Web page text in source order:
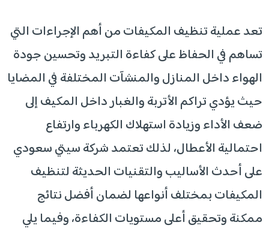
تعد عملية تنظيف المكيفات من أهم الإجراءات التي
تساهم في الحفاظ على كفاءة التبريد وتحسين جودة
الهواء داخل المنازل والمنشآت المختلفة في المضايا
حيث يؤدي تراكم الأتربة والغبار داخل المكيف إلى
ضعف الأداء وزيادة استهلاك الكهرباء وارتفاع
احتمالية الأعطال، لذلك تعتمد شركة سيتي سعودي
على أحدث الأساليب والتقنيات الحديثة لتنظيف
المكيفات بمختلف أنواعها لضمان أفضل نتائج
ممكنة وتحقيق أعلى مستويات الكفاءة، وفيما يلي